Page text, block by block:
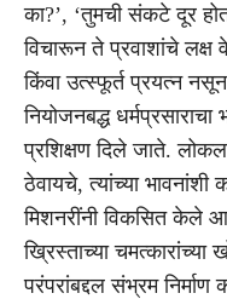
का?’, ‘तुमची संकटे दूर
विचारून ते प्रवाशांचे लक्ष
किंवा उत्स्फूर्त प्रयत्न
नियोजनबद्ध
प्रशिक्षण दिले जाते.
ठेवायचे, त्यांच्या
मिशनरींनी विकसित केले
ख्रिस्ताच्या चमत्कारांच्या
परंपरांबद्दल संभ्रम